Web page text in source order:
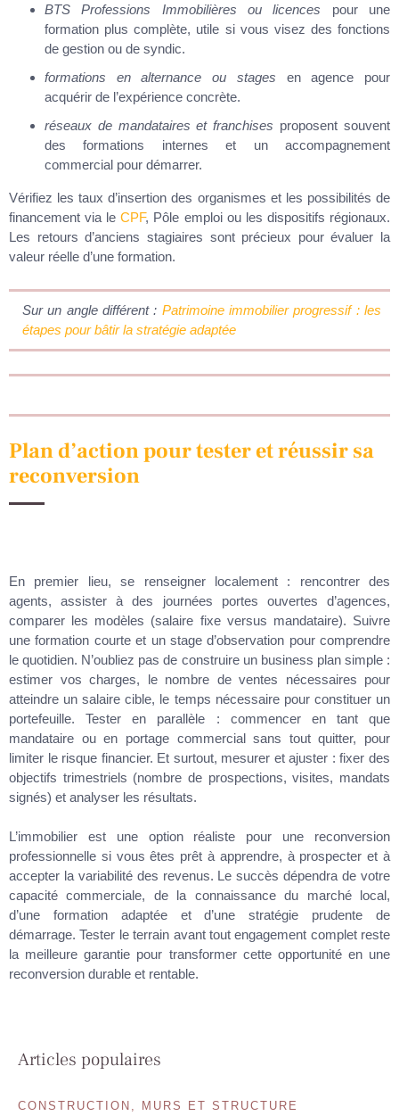
BTS Professions Immobilières ou licences pour une
formation plus complète, utile si vous visez des fonctions
de gestion ou de syndic.
formations en alternance ou stages en agence pour
acquérir de l’expérience concrète.
réseaux de mandataires et franchises proposent souvent
des formations internes et un accompagnement
commercial pour démarrer.
Vérifiez les taux d’insertion des organismes et les possibilités de
financement via leCPF, Pôle emploi ou les dispositifs régionaux.
Les retours d’anciens stagiaires sont précieux pour évaluer la
valeur réelle d’une formation.
Sur un angle différent : Patrimoine immobilier progressif : les
étapes pour bâtir la stratégie adaptée
Plan d’action pour tester et réussir sa
reconversion
En premier lieu, se renseigner localement : rencontrer des
agents, assister à des journées portes ouvertes d’agences,
comparer les modèles (salaire fixe versus mandataire). Suivre
une formation courte et un stage d’observation pour comprendre
le quotidien. N’oubliez pas de construire un business plan simple :
estimer vos charges, le nombre de ventes nécessaires pour
atteindre un salaire cible, le temps nécessaire pour constituer un
portefeuille. Tester en parallèle : commencer en tant que
mandataire ou en portage commercial sans tout quitter, pour
limiter le risque financier. Et surtout, mesurer et ajuster : fixer des
objectifs trimestriels (nombre de prospections, visites, mandats
signés) et analyser les résultats.
L’immobilier est une option réaliste pour une reconversion
professionnelle si vous êtes prêt à apprendre, à prospecter et à
accepter la variabilité des revenus. Le succès dépendra de votre
capacité commerciale, de la connaissance du marché local,
d’une formation adaptée et d’une stratégie prudente de
démarrage. Tester le terrain avant tout engagement complet reste
la meilleure garantie pour transformer cette opportunité en une
reconversion durable et rentable.
Articles populaires
CONSTRUCTION, MURS ET STRUCTURE